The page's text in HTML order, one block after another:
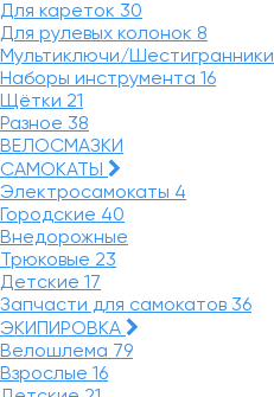
Для кареток 30
Для рулевых колонок 8
Мультиключи/Шестигранники
Наборы инструмента 16
Щётки 21
Разное 38
ВЕЛОСМАЗКИ
САМОКАТЫ
Электросамокаты 4
Городские 40
Внедорожные
Трюковые 23
Детские 17
Запчасти для самокатов 36
ЭКИПИРОВКА
Велошлема 79
Взрослые 16